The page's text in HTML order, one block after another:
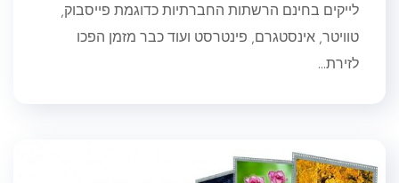
לייקים בחינם הרשתות החברתיות כדוגמת פייסבוק,
טוויטר, אינסטגרם, פינטרסט ועוד כבר מזמן הפכו
לזירת...